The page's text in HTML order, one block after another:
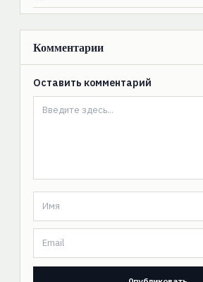
Комментарии
Оставить комментарий